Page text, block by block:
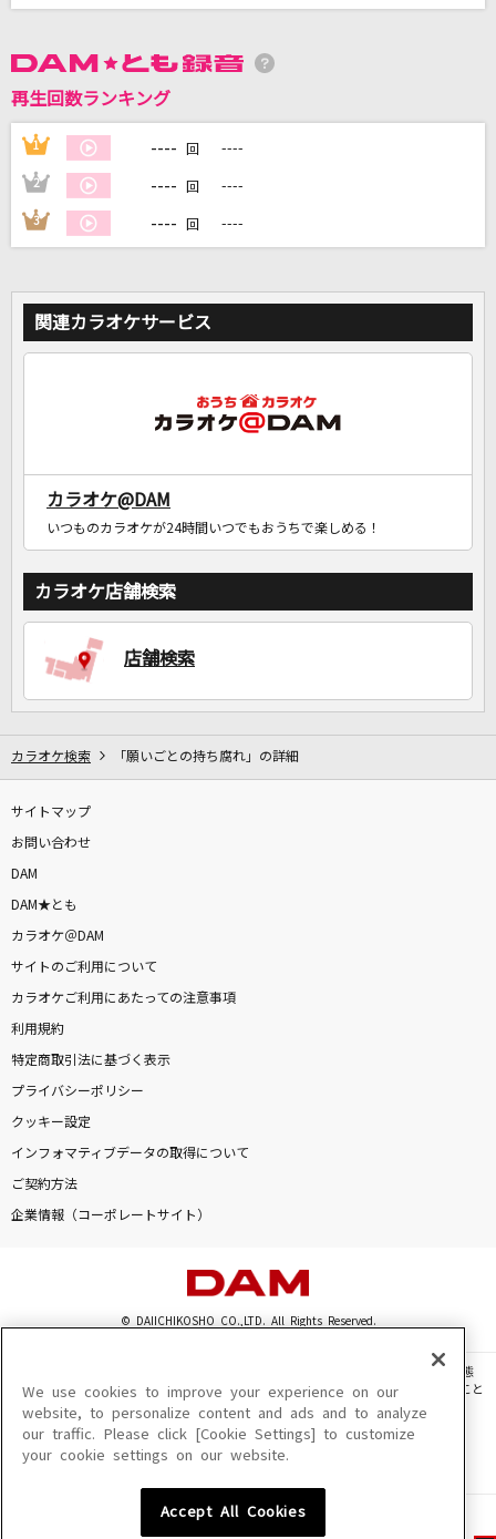
再生回数ランキング
1 ---- 回 ----
2 ---- 回 ----
3 ---- 回 ----
関連カラオケサービス
カラオケ@DAM
いつものカラオケが24時間いつでもおうちで楽しめる！
カラオケ店舗検索
店舗検索
カラオケ検索 「願いごとの持ち腐れ」の詳細
サイトマップ
お問い合わせ
DAM
DAM★とも
カラオケ＠DAM
サイトのご利用について
カラオケご利用にあたっての注意事項
利用規約
特定商取引法に基づく表示
プライバシーポリシー
クッキー設定
インフォマティブデータの取得について
ご契約方法
企業情報（コーポレートサイト）
© DAIICHIKOSHO CO.,LTD. All Rights Reserved.
このサイトに掲載されている一切の文章・画像・写真・動画・音声等を、手段や形態
を問わず、著作権法の定める範囲を超えて無断で複製、転載、ファイル化などすること
を禁じます。
楽曲及びコンテンツは、機種によりご利用いただけない場合があります。
楽曲及びコンテンツの配信日、配信内容が変更になる場合があります。
We use cookies to improve your experience on our
website, to personalize content and ads and to analyze
our traffic. Please click [Cookie Settings] to customize
your cookie settings on our website.
Accept All Cookies